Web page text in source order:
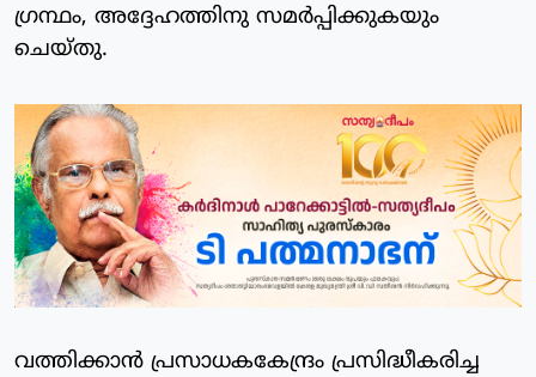
ഗ്രന്ഥം, അദ്ദേഹത്തിനു സമര്‍പ്പിക്കുകയും
ചെയ്തു.
വത്തിക്കാന്‍ പ്രസാധകകേന്ദ്രം പ്രസിദ്ധീകരിച്ച